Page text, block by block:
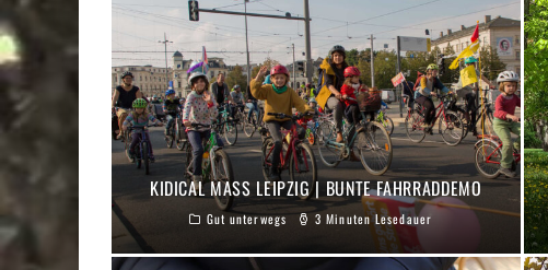
KIDICAL MASS LEIPZIG | BUNTE FAHRRADDEMO
Gut unterwegs 3 Minuten Lesedauer